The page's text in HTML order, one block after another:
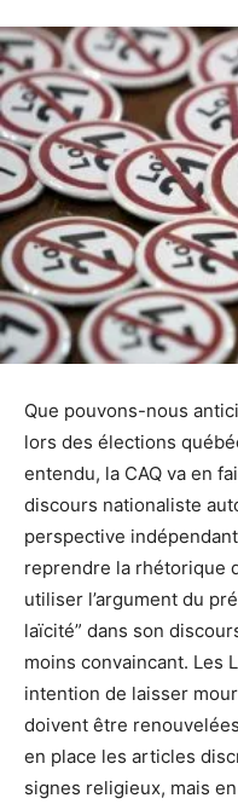
Que pouvons-nous
lors des élections
entendu, la CAQ va en
discours nationaliste
perspective
reprendre la rhétorique
utiliser l’argument du
laïcité” dans son
moins convaincant. Les
intention de laisser
doivent être
en place les articles
signes religieux, mais